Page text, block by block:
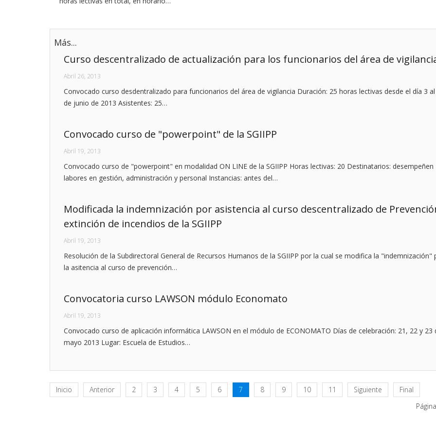
Más...
Curso descentralizado de actualización para los funcionarios del área de
Abril 26, 2013
Convocado curso desdentralizado para funcionarios del área de vigilancia Duración: 25 horas lectivas desde el día 3 al
de junio de 2013 Asistentes: 25…
Convocado curso de "powerpoint" de la SGIIPP
Abril 19, 2013
Convocado curso de "powerpoint" en modalidad ON LINE de la SGIIPP Horas lectivas: 20 Destinatarios: desempeñen
labores en gestión, administración y personal Instancias: antes del…
Modificada la indemnización por asistencia al curso descentralizado de
extinción de incendios de la SGIIPP
Abril 19, 2013
Resolución de la Subdirectoral General de Recursos Humanos de la SGIIPP por la cual se modifica la "indemnización"
la asitencia al curso de prevención…
Convocatoria curso LAWSON módulo Economato
Abril 19, 2013
Convocado curso de aplicación informática LAWSON en el módulo de ECONOMATO Días de celebración: 21, 22 y 23
mayo 2013 Lugar: Escuela de Estudios…
Inicio Anterior 2 3 4 5 6 7 8 9 10 11 Siguiente
Final